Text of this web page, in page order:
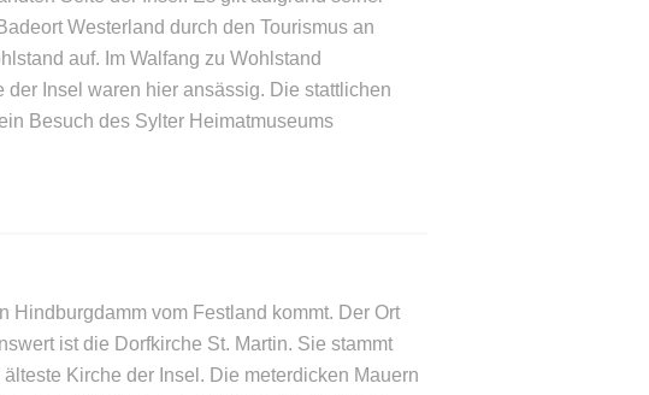
Westerland durch den Tourismus an
auf. Im Walfang zu Wohlstand
Insel waren hier ansässig. Die stattlichen
Besuch des Sylter Heimatmuseums
Hindburgdamm vom Festland kommt. Der Ort
ist die Dorfkirche St. Martin. Sie stammt
Kirche der Insel. Die meterdicken Mauern